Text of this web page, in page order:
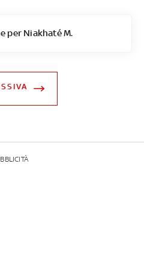
per Niakhaté M.